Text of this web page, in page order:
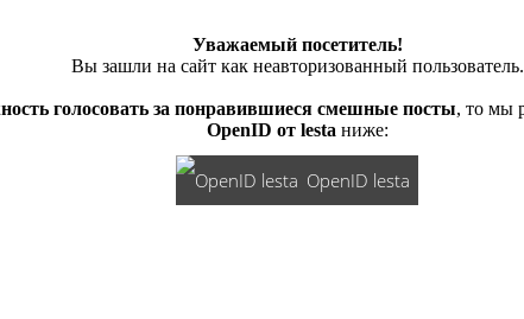
Уважаемый посетитель!
Вы зашли на сайт как неавторизованный пользователь.
голосовать за понравившиеся смешные посты, то мы
OpenID от lesta ниже:
OpenID lesta